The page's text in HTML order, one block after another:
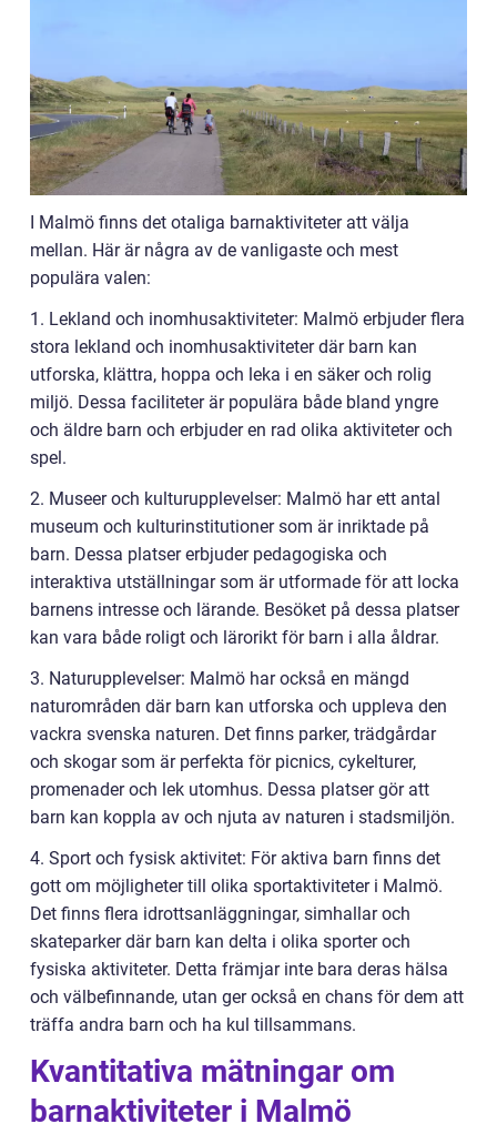
I Malmö finns det otaliga barnaktiviteter att välja
mellan. Här är några av de vanligaste och mest
populära valen:
1. Lekland och inomhusaktiviteter: Malmö erbjuder flera
stora lekland och inomhusaktiviteter där barn kan
utforska, klättra, hoppa och leka i en säker och rolig
miljö. Dessa faciliteter är populära både bland yngre
och äldre barn och erbjuder en rad olika aktiviteter och
spel.
2. Museer och kulturupplevelser: Malmö har ett antal
museum och kulturinstitutioner som är inriktade på
barn. Dessa platser erbjuder pedagogiska och
interaktiva utställningar som är utformade för att locka
barnens intresse och lärande. Besöket på dessa platser
kan vara både roligt och lärorikt för barn i alla åldrar.
3. Naturupplevelser: Malmö har också en mängd
naturområden där barn kan utforska och uppleva den
vackra svenska naturen. Det finns parker, trädgårdar
och skogar som är perfekta för picnics, cykelturer,
promenader och lek utomhus. Dessa platser gör att
barn kan koppla av och njuta av naturen i stadsmiljön.
4. Sport och fysisk aktivitet: För aktiva barn finns det
gott om möjligheter till olika sportaktiviteter i Malmö.
Det finns flera idrottsanläggningar, simhallar och
skateparker där barn kan delta i olika sporter och
fysiska aktiviteter. Detta främjar inte bara deras hälsa
och välbefinnande, utan ger också en chans för dem att
träffa andra barn och ha kul tillsammans.
Kvantitativa mätningar om
barnaktiviteter i Malmö